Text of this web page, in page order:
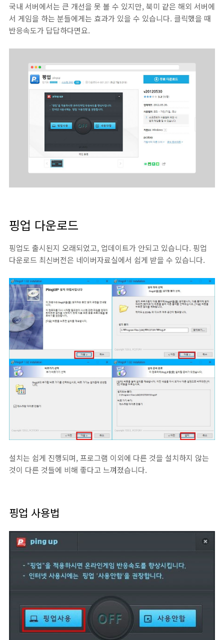
국내 서버에서는 큰 개선을 못 볼 수 있지만, 북미 같은 해외 서버에
서 게임을 하는 분들에게는 효과가 있을 수 있습니다. 클릭했을 때
반응속도가 답답하다면요.
핑업 다운로드
핑업도 출시된지 오래되었고, 업데이트가 안되고 있습니다. 핑업
다운로드 최신버전은 네이버자료실에서 쉽게 받을 수 있습니다.
설치는 쉽게 진행되며, 프로그램 이외에 다른 것을 설치하지 않는
것이 다른 것들에 비해 좋다고 느껴졌습니다.
핑업 사용법